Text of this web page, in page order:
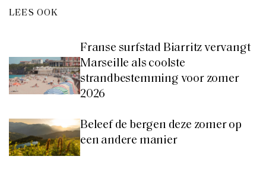
LEES OOK
Franse surfstad Biarritz vervangt
Marseille als coolste
strandbestemming voor zomer
2026
Beleef de bergen deze zomer op
een andere manier